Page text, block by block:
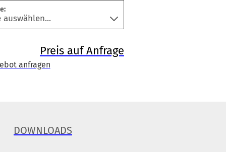
Preis auf Anfrage
anfragen
DOWNLOADS